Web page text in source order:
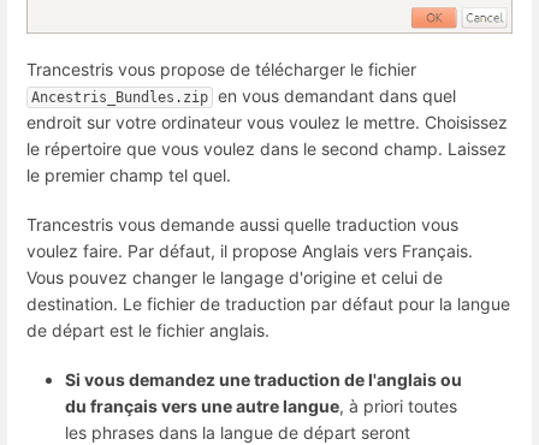
Trancestris vous propose de télécharger le fichier
Ancestris_Bundles.zip en vous demandant dans quel
endroit sur votre ordinateur vous voulez le mettre. Choisissez
le répertoire que vous voulez dans le second champ. Laissez
le premier champ tel quel.
Trancestris vous demande aussi quelle traduction vous
voulez faire. Par défaut, il propose Anglais vers Français.
Vous pouvez changer le langage d'origine et celui de
destination. Le fichier de traduction par défaut pour la langue
de départ est le fichier anglais.
Si vous demandez une traduction de l'anglais ou
du français vers une autre langue, à priori toutes
les phrases dans la langue de départ seront